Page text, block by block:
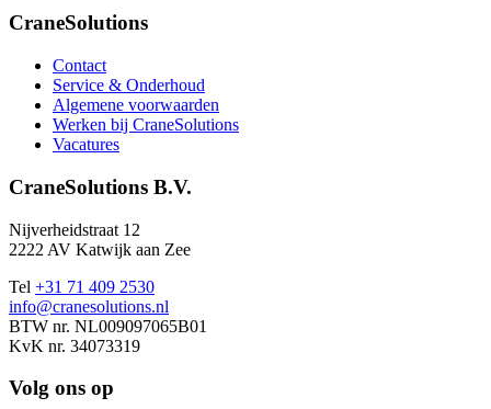
CraneSolutions
Contact
Service & Onderhoud
Algemene voorwaarden
Werken bij CraneSolutions
Vacatures
CraneSolutions B.V.
Nijverheidstraat 12
2222 AV Katwijk aan Zee
Tel +31 71 409 2530
info@cranesolutions.nl
BTW nr. NL009097065B01
KvK nr. 34073319
Volg ons op